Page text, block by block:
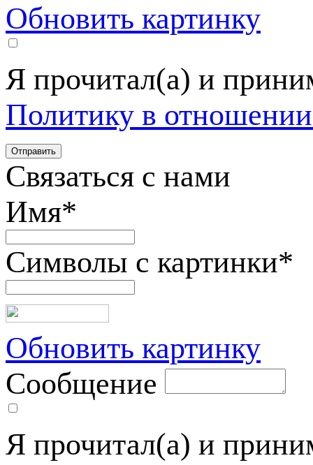
Обновить картинку
Я прочитал(а) и
Политику в
Связаться с нами
Имя*
Символы с картинки*
Обновить картинку
Сообщение
Я прочитал(а) и